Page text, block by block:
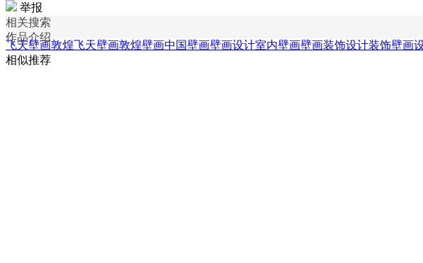
举报
相关搜索
作品介绍
飞天壁画敦煌飞天壁画敦煌壁画中国壁画壁画设计室内壁画壁画装饰设计装饰壁画
相似推荐